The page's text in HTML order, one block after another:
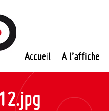
Accueil A l’affiche